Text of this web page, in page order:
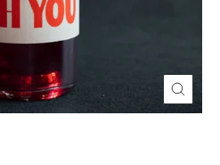
(Esc)